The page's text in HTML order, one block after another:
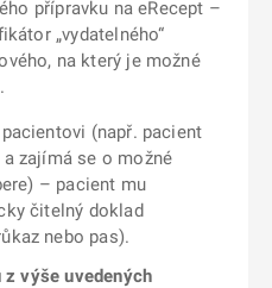
přípravku na eRecept –
„vydatelného“
na který je možné
(např. pacient
zajímá se o možné
– pacient mu
čitelný doklad
nebo pas).
výše uvedených